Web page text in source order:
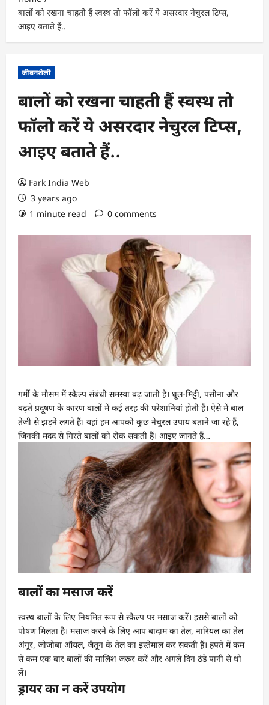
बालों को रखना चाहती हैं स्वस्थ तो फॉलो करें ये असरदार नेचुरल टिप्स,
आइए बताते हैं..
जीवनशैली
बालों को रखना चाहती हैं स्वस्थ तो
फॉलो करें ये असरदार नेचुरल टिप्स,
आइए बताते हैं..
Fark India Web
3 years ago
1 minute read
0 comments
गर्मी के मौसम में स्कैल्प संबंधी समस्या बढ़ जाती है। धूल-मिट्टी, पसीना और
बढ़ते प्रदूषण के कारण बालों में कई तरह की परेशानियां होती हैं। ऐसे में बाल
तेजी से झड़ने लगते हैं। यहां हम आपको कुछ नेचुरल उपाय बताने जा रहे हैं,
जिनकी मदद से गिरते बालों को रोक सकती हैं। आइए जानते हैं…
बालों का मसाज करें
स्वस्थ बालों के लिए नियमित रूप से स्कैल्प पर मसाज करें। इससे बालों को
पोषण मिलता है। मसाज करने के लिए आप बादाम का तेल, नारियल का तेल
अंगूर, जोजोबा ऑयल, जैतून के तेल का इस्तेमाल कर सकती हैं। हफ्ते में कम
से कम एक बार बालों की मालिश जरूर करें और अगले दिन ठंडे पानी से धो
लें।
ड्रायर का न करें उपयोग